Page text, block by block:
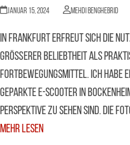
Januar 15, 2024 Mehdi Benghebrid
In Frankfurt erfreut sich die
größerer Beliebtheit als
Fortbewegungsmittel. Ich habe
geparkte E-Scooter in
Perspektive zu sehen sind. Die
Mehr Lesen